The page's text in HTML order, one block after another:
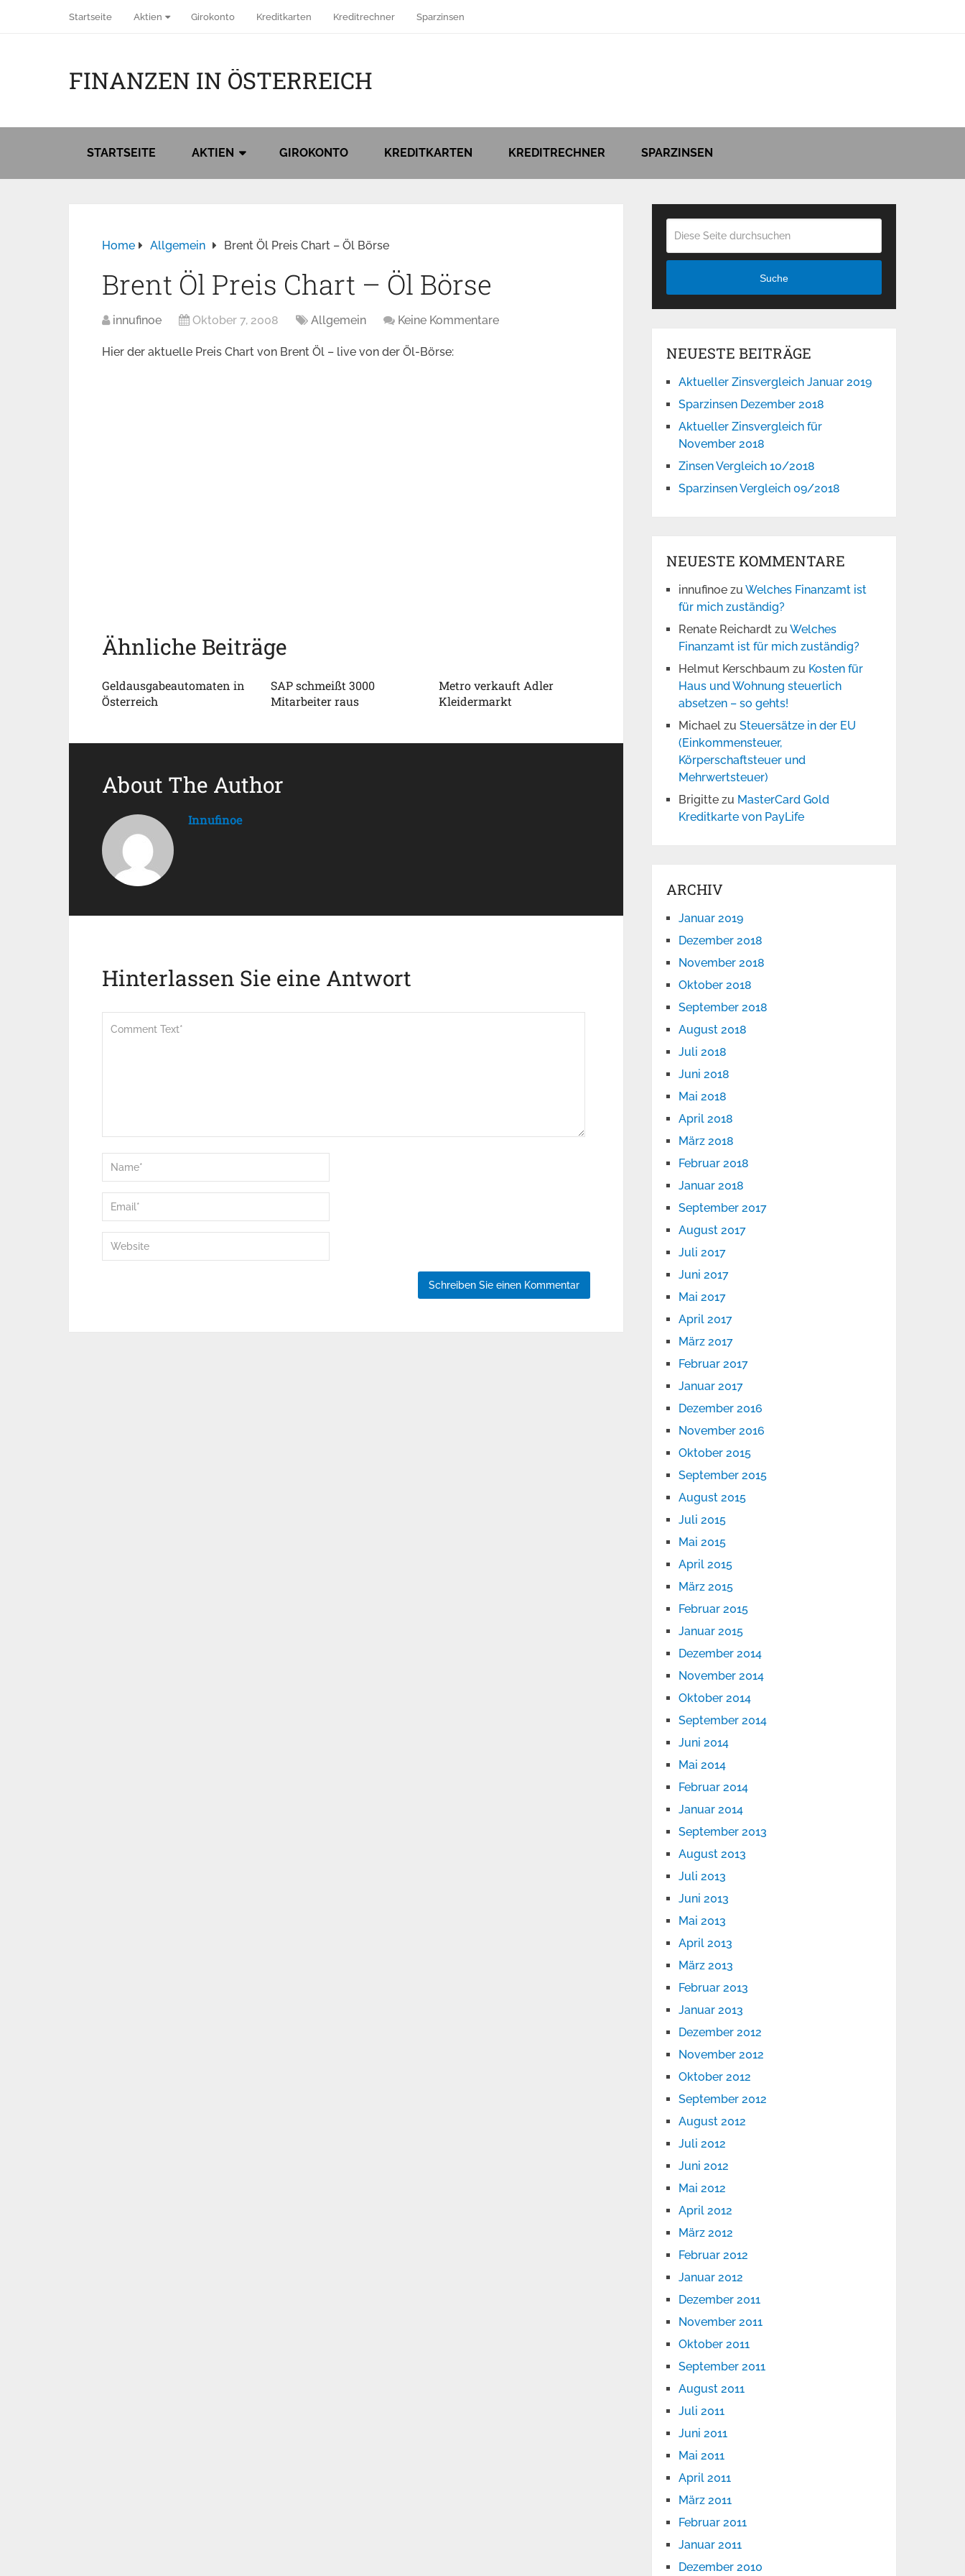
Startseite Aktien Girokonto Kreditkarten Kreditrechner Sparzinsen
FINANZEN IN ÖSTERREICH
STARTSEITE AKTIEN GIROKONTO KREDITKARTEN KREDITRECHNER SPARZINSEN
Home Allgemein Brent Öl Preis Chart – Öl Börse
Brent Öl Preis Chart – Öl Börse
innufinoe Oktober 7, 2008 Allgemein Keine Kommentare
Hier der aktuelle Preis Chart von Brent Öl – live von der Öl-Börse:
Ähnliche Beiträge
Geldausgabeautomaten in
Österreich
SAP schmeißt 3000
Mitarbeiter raus
Metro verkauft Adler
Kleidermarkt
About The Author
Innufinoe
Hinterlassen Sie eine Antwort
Suche
NEUESTE BEITRÄGE
Aktueller Zinsvergleich Januar 2019
Sparzinsen Dezember 2018
Aktueller Zinsvergleich für
November 2018
Zinsen Vergleich 10/2018
Sparzinsen Vergleich 09/2018
NEUESTE KOMMENTARE
innufinoe zuWelches Finanzamt ist
für mich zuständig?
Renate Reichardt zuWelches
Finanzamt ist für mich zuständig?
Helmut Kerschbaum zu Kosten für
Haus und Wohnung steuerlich
absetzen – so gehts!
Michael zuSteuersätze in der EU
(Einkommensteuer,
Körperschaftsteuer und
Mehrwertsteuer)
Brigitte zu MasterCard Gold
Kreditkarte von PayLife
ARCHIV
Januar 2019
Dezember 2018
November 2018
Oktober 2018
September 2018
August 2018
Juli 2018
Juni 2018
Mai 2018
April 2018
März 2018
Februar 2018
Januar 2018
September 2017
August 2017
Juli 2017
Juni 2017
Mai 2017
April 2017
März 2017
Februar 2017
Januar 2017
Dezember 2016
November 2016
Oktober 2015
September 2015
August 2015
Juli 2015
Mai 2015
April 2015
März 2015
Februar 2015
Januar 2015
Dezember 2014
November 2014
Oktober 2014
September 2014
Juni 2014
Mai 2014
Februar 2014
Januar 2014
September 2013
August 2013
Juli 2013
Juni 2013
Mai 2013
April 2013
März 2013
Februar 2013
Januar 2013
Dezember 2012
November 2012
Oktober 2012
September 2012
August 2012
Juli 2012
Juni 2012
Mai 2012
April 2012
März 2012
Februar 2012
Januar 2012
Dezember 2011
November 2011
Oktober 2011
September 2011
August 2011
Juli 2011
Juni 2011
Mai 2011
April 2011
März 2011
Februar 2011
Januar 2011
Dezember 2010